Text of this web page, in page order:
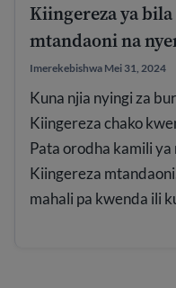
Kiingereza ya
mtandaoni na
Imerekebishwa Mei 31, 2024
Kuna njia nyingi za
Kiingereza chako
Pata orodha kamili
Kiingereza
mahali pa kwenda ili